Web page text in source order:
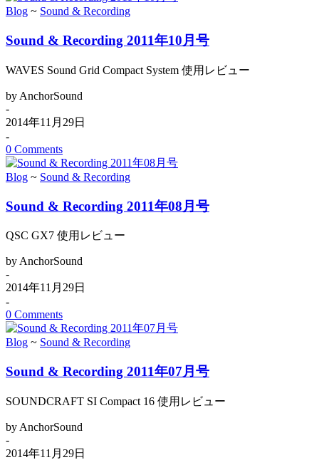
Blog ~ Sound & Recording
Sound & Recording 2011年10月号
WAVES Sound Grid Compact System 使用レビュー
by AnchorSound
-
2014年11月29日
-
0 Comments
Blog ~ Sound & Recording
Sound & Recording 2011年08月号
QSC GX7 使用レビュー
by AnchorSound
-
2014年11月29日
-
0 Comments
Blog ~ Sound & Recording
Sound & Recording 2011年07月号
SOUNDCRAFT SI Compact 16 使用レビュー
by AnchorSound
-
2014年11月29日